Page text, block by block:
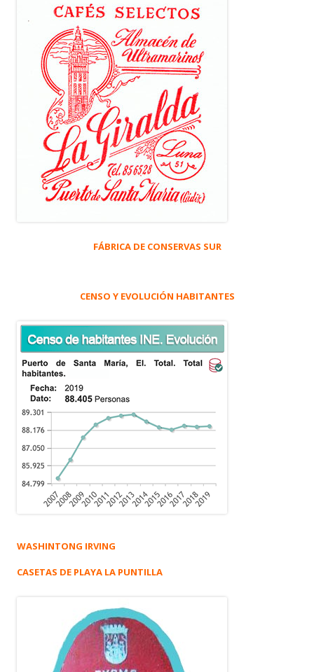
FÁBRICA DE CONSERVAS SUR
CENSO Y EVOLUCIÓN HABITANTES
WASHINTONG IRVING
CASETAS DE PLAYA LA PUNTILLA